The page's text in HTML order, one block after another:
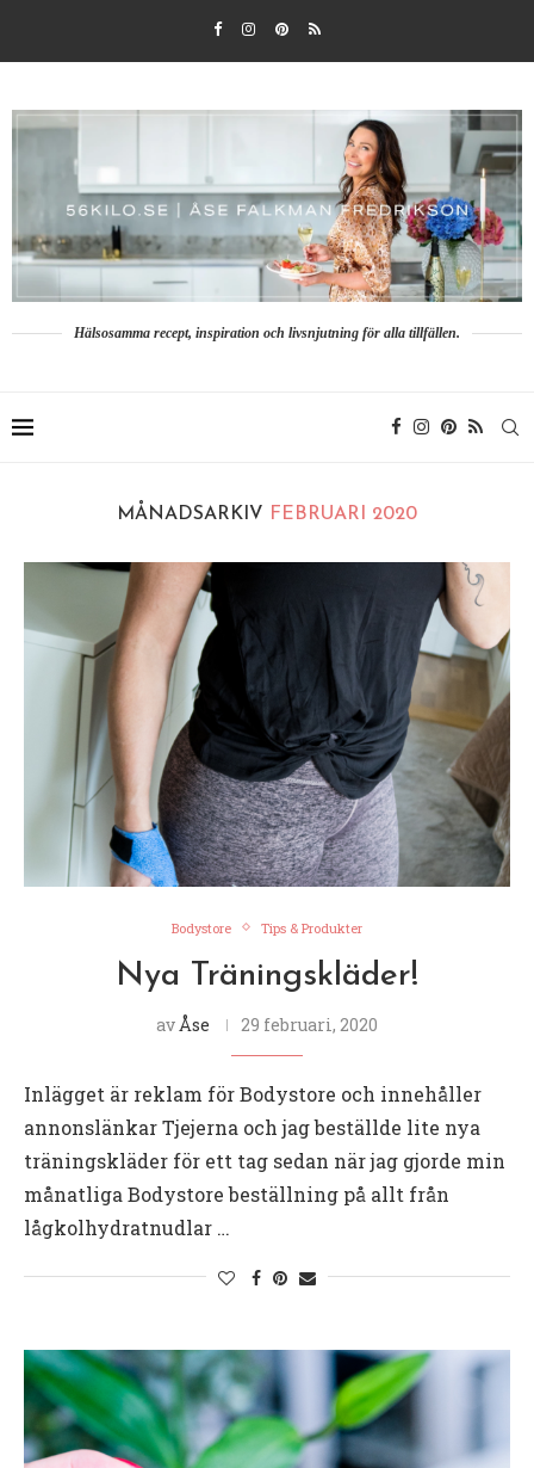
Hälsosamma recept, inspiration och livsnjutning för alla tillfällen.
MÅNADSARKIV FEBRUARI 2020
Bodystore Tips & Produkter
Nya Träningskläder!
av Åse 29 februari, 2020
Inlägget är reklam för Bodystore och innehåller
annonslänkar Tjejerna och jag beställde lite nya
träningskläder för ett tag sedan när jag gjorde min
månatliga Bodystore beställning på allt från
lågkolhydratnudlar …